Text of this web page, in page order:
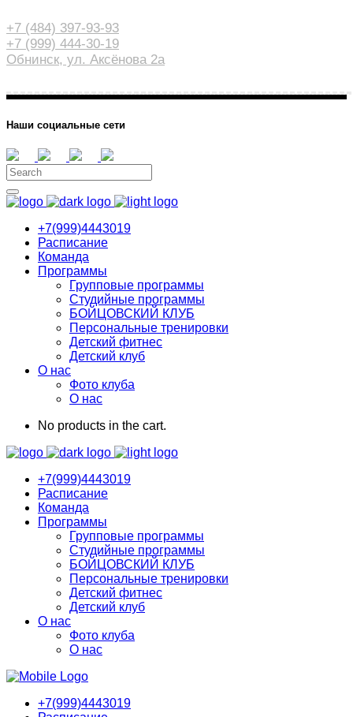
+7 (484) 397-93-93
+7 (999) 444-30-19
Обнинск, ул. Аксёнова 2а
Наши социальные сети
+7(999)4443019
Расписание
Команда
Программы
Групповые программы
Студийные программы
БОЙЦОВСКИЙ КЛУБ
Персональные тренировки
Детский фитнес
Детский клуб
О нас
Фото клуба
О нас
No products in the cart.
+7(999)4443019
Расписание
Команда
Программы
Групповые программы
Студийные программы
БОЙЦОВСКИЙ КЛУБ
Персональные тренировки
Детский фитнес
Детский клуб
О нас
Фото клуба
О нас
+7(999)4443019